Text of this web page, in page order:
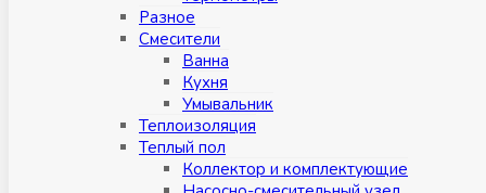
Разное
Смесители
Ванна
Кухня
Умывальник
Теплоизоляция
Теплый пол
Коллектор и комплектующие